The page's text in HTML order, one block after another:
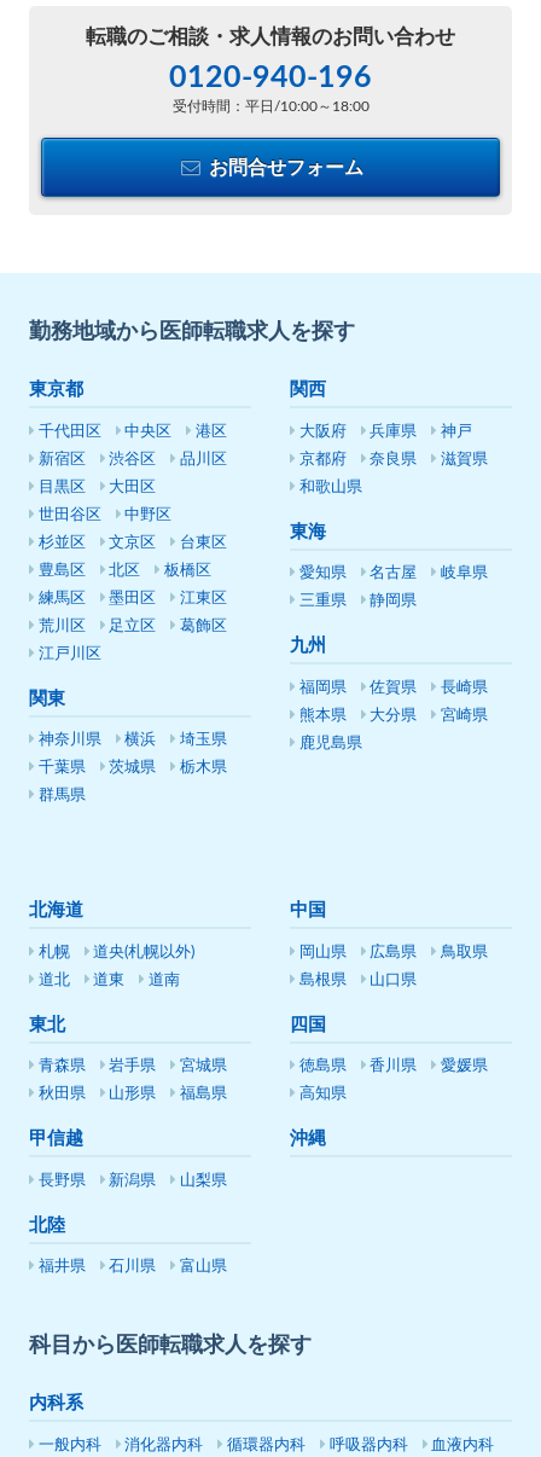
転職のご相談・ 求人情報のお問い合わせ
0120-940-196
受付時間：平日/10:00～18:00
お問合せフォーム
勤務地域から医師転職求人を探す
東京都
千代田区 中央区
港区
新宿区
渋谷区
品川区
目黒区
大田区
世田谷区
中野区
杉並区
文京区
台東区
豊島区
北区
板橋区
練馬区
墨田区
江東区
荒川区
足立区
葛飾区
江戸川区
関東
神奈川県 横浜
埼玉県
千葉県
茨城県
栃木県
群馬県
関西
大阪府 兵庫県
神戸
京都府
奈良県
滋賀県
和歌山県
東海
愛知県 名古屋
岐阜県
三重県
静岡県
九州
福岡県 佐賀県
長崎県
熊本県
大分県
宮崎県
鹿児島県
北海道
札幌
道央(札幌以外)
道北
道東 道南
東北
青森県 岩手県
宮城県
秋田県
山形県 福島県
甲信越
長野県 新潟県 山梨県
北陸
福井県 石川県 富山県
中国
岡山県 広島県
鳥取県
島根県
山口県
四国
徳島県 香川県
愛媛県
高知県
沖縄
科目から医師転職求人を探す
内科系
一般内科 消化器内科 循環器内科 呼吸器内科
血液内科